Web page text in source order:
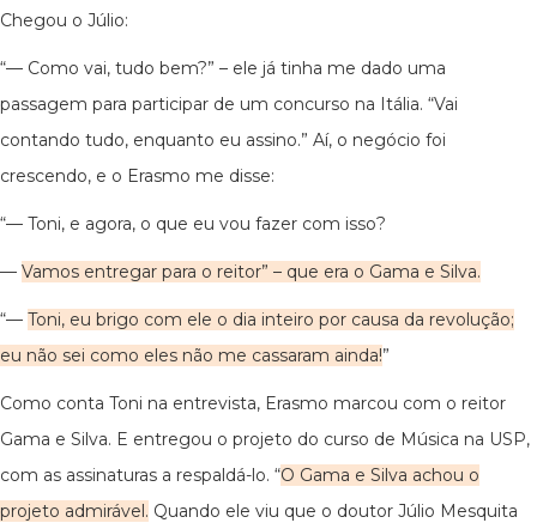
Chegou o Júlio:
“— Como vai, tudo bem?” – ele já tinha me dado uma
passagem para participar de um concurso na Itália. “Vai
contando tudo, enquanto eu assino.” Aí, o negócio foi
crescendo, e o Erasmo me disse:
“— Toni, e agora, o que eu vou fazer com isso?
— Vamos entregar para o reitor” – que era o Gama e Silva.
“— Toni, eu brigo com ele o dia inteiro por causa da revolução;
eu não sei como eles não me cassaram ainda!”
Como conta Toni na entrevista, Erasmo marcou com o reitor
Gama e Silva. E entregou o projeto do curso de Música na USP,
com as assinaturas a respaldá-lo. “O Gama e Silva achou o
projeto admirável. Quando ele viu que o doutor Júlio Mesquita